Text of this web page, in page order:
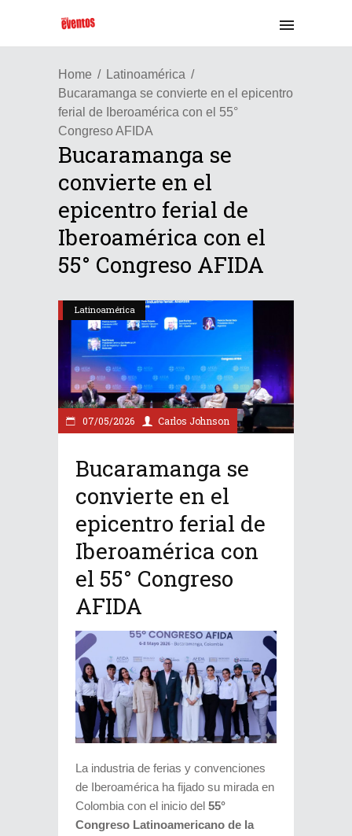
Home
Latinoamérica
Bucaramanga se convierte en el epicentro
ferial de Iberoamérica con el 55°
Congreso AFIDA
Bucaramanga se
convierte en el
epicentro ferial de
Iberoamérica con el
55° Congreso AFIDA
Latinoamérica
07/05/2026 Carlos Johnson
Bucaramanga se
convierte en el
epicentro ferial de
Iberoamérica con
el 55° Congreso
AFIDA
La industria de ferias y convenciones
de Iberoamérica ha fijado su mirada en
Colombia con el inicio del 55°
Congreso Latinoamericano de la